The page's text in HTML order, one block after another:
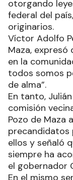
otorgando
federal del
originarios.
Víctor Adolfo
Maza, expresó
en la
todos somos
de alma”.
En tanto,
comisión
Pozo de Maza
precandidatos
ellos y señaló
siempre ha
el gobernador
En el mismo